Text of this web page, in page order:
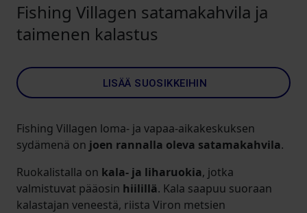
Fishing Villagen satamakahvila ja
taimenen kalastus
LISÄÄ SUOSIKKEIHIN
Fishing Villagen loma- ja vapaa-aikakeskuksen
sydämenä on joen rannalla oleva satamakahvila.
Ruokalistalla on kala- ja liharuokia, jotka
valmistuvat pääosin hiilillä. Kala saapuu suoraan
kalastajan veneestä, riista Viron metsien